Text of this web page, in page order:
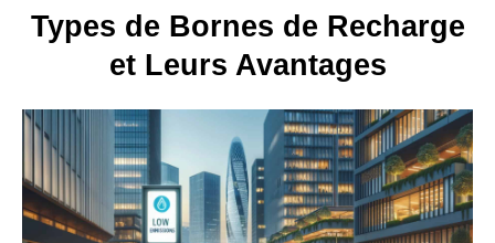
Types de Bornes de Recharge
et Leurs Avantages